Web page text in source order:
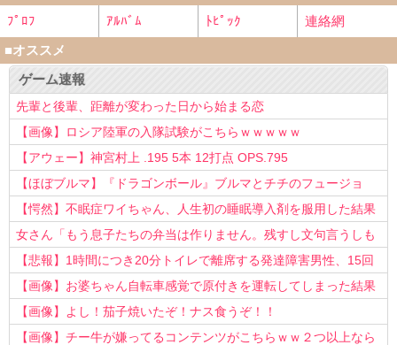
ﾌﾟﾛﾌ
ｱﾙﾊﾞﾑ ﾄﾋﾟｯｸ
連絡網
■オススメ
ゲーム速報
先輩と後輩、距離が変わった日から始まる恋
【画像】ロシア陸軍の入隊試験がこちらｗｗｗｗｗ
【アウェー】神宮村上 .195 5本 12打点 OPS.795
【ほぼブルマ】『ドラゴンボール』ブルマとチチのフュージョ
ン、クッソ可愛すぎるwwwwwww
【愕然】不眠症ワイちゃん、人生初の睡眠導入剤を服用した結果
ｗｗｗｗ
女さん「もう息子たちの弁当は作りません。残すし文句言うしも
う知らない！」
【悲報】1時間につき20分トイレで離席する発達障害男性、15回
以上転職を重ねてしまう
【画像】お婆ちゃん自転車感覚で原付きを運転してしまった結果
www
【画像】よし！茄子焼いたぞ！ナス食うぞ！！
【画像】チー牛が嫌ってるコンテンツがこちらｗｗ２つ以上なら